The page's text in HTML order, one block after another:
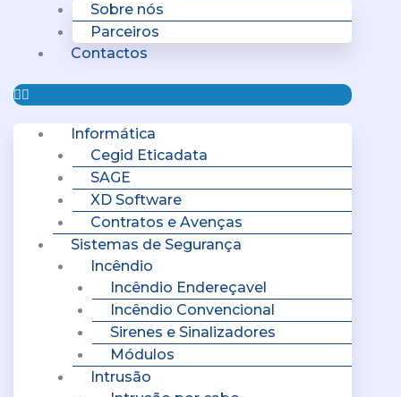
Sobre nós
Parceiros
Contactos
Informática
Cegid Eticadata
SAGE
XD Software
Contratos e Avenças
Sistemas de Segurança
Incêndio
Incêndio Endereçavel
Incêndio Convencional
Sirenes e Sinalizadores
Módulos
Intrusão